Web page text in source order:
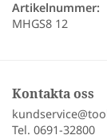
Artikelnummer:
MHGS8 12
Kontakta oss
Tel. 0691-32800